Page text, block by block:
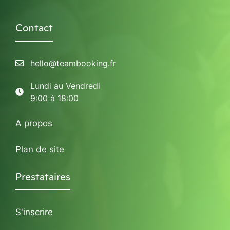
Contact
hello@teambooking.fr
Lundi au Vendredi
9:00 à 18:00
A propos
Plan de site
Prestataires
S'inscrire